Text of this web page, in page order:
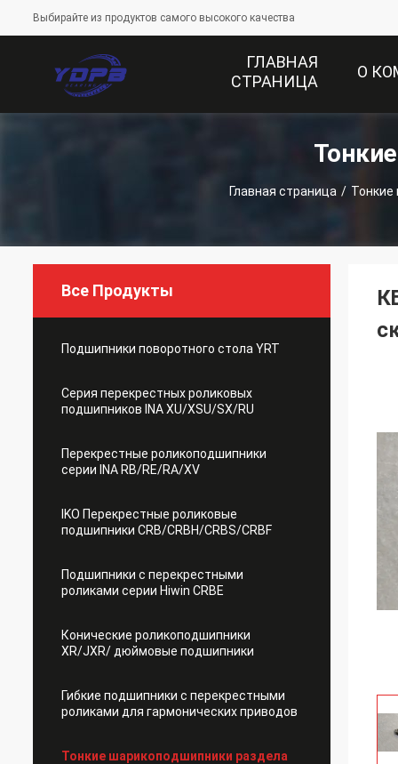
Выбирайте из продуктов самого высокого качества
ГЛАВНАЯ
СТРАНИЦА
О
Главная страница / Тонкие
Все Продукты
Подшипники поворотного стола YRT
Серия перекрестных роликовых
подшипников INA XU/XSU/SX/RU
Перекрестные роликоподшипники
серии INA RB/RE/RA/XV
IKO Перекрестные роликовые
подшипники CRB/CRBH/CRBS/CRBF
Подшипники с перекрестными
роликами серии Hiwin CRBE
Конические роликоподшипники
XR/JXR/ дюймовые подшипники
Гибкие подшипники с перекрестными
роликами для гармонических приводов
Тонкие шарикоподшипники раздела